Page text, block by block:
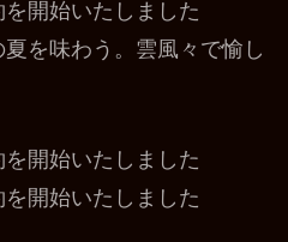
を開始いたしました
を味わう。雲風々で愉し
を開始いたしました
開始いたしました